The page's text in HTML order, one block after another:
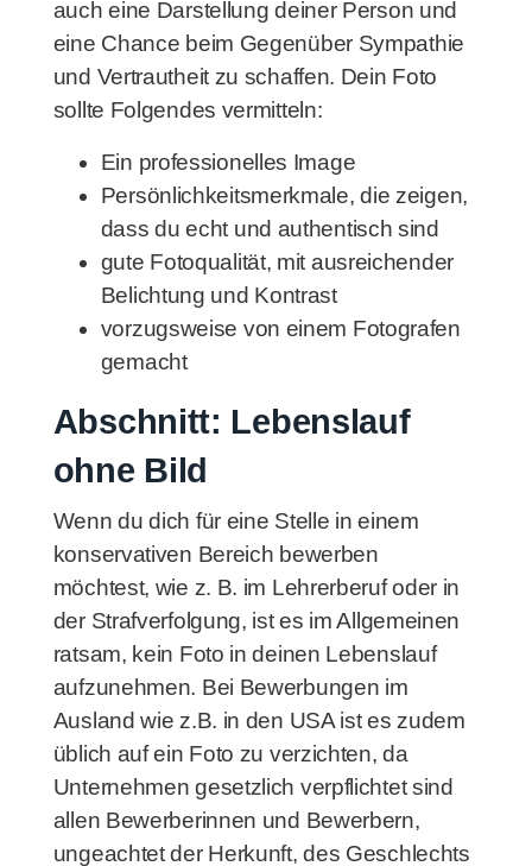
auch eine Darstellung deiner Person und
eine Chance beim Gegenüber Sympathie
und Vertrautheit zu schaffen. Dein Foto
sollte Folgendes vermitteln:
Ein professionelles Image
Persönlichkeitsmerkmale, die zeigen,
dass du echt und authentisch sind
gute Fotoqualität, mit ausreichender
Belichtung und Kontrast
vorzugsweise von einem Fotografen
gemacht
Abschnitt: Lebenslauf
ohne Bild
Wenn du dich für eine Stelle in einem
konservativen Bereich bewerben
möchtest, wie z. B. im Lehrerberuf oder in
der Strafverfolgung, ist es im Allgemeinen
ratsam, kein Foto in deinen Lebenslauf
aufzunehmen. Bei Bewerbungen im
Ausland wie z.B. in den USA ist es zudem
üblich auf ein Foto zu verzichten, da
Unternehmen gesetzlich verpflichtet sind
allen Bewerberinnen und Bewerbern,
ungeachtet der Herkunft, des Geschlechts